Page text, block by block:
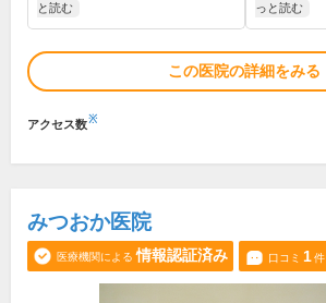
と読む
っと読む
この医院の詳細をみる
アクセス数※
みつおか医院
医療機関による 情報認証済み 口コミ 1件